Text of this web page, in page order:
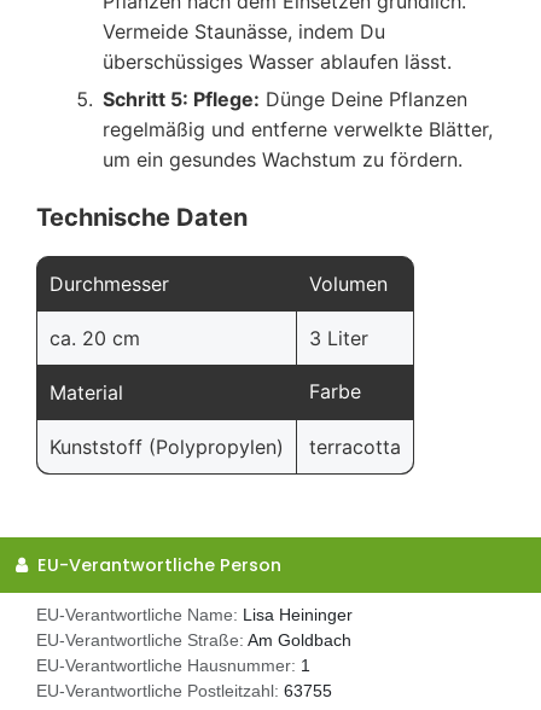
Vermeide Staunässe, indem Du
überschüssiges Wasser ablaufen lässt.
Schritt 5: Pflege: Dünge Deine Pflanzen
regelmäßig und entferne verwelkte Blätter,
um ein gesundes Wachstum zu fördern.
Technische Daten
Durchmesser Volumen
ca. 20 cm 3 Liter
Material Farbe
Kunststoff (Polypropylen) terracotta
EU-Verantwortliche Person
EU-Verantwortliche Name: Lisa Heininger
EU-Verantwortliche Straße: Am Goldbach
EU-Verantwortliche Hausnummer: 1
EU-Verantwortliche Postleitzahl: 63755